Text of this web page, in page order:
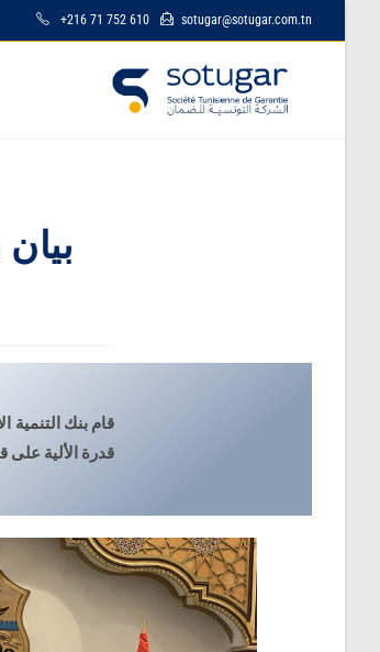
+216 71 752 610 sotugar@sotugar.com.tn
قدرة الألية